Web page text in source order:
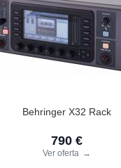
Behringer X32 Rack
790 €
Ver oferta →